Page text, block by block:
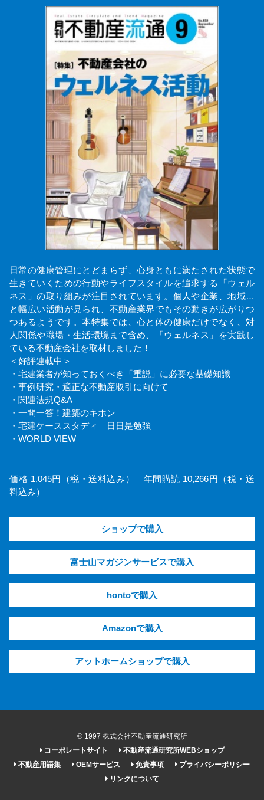
日常の健康管理にとどまらず、心身ともに満たされた状態で
生きていくための行動やライフスタイルを追求する「ウェル
ネス」の取り組みが注目されています。個人や企業、地域…
と幅広い活動が見られ、不動産業界でもその動きが広がりつ
つあるようです。本特集では、心と体の健康だけでなく、対
人関係や職場・生活環境まで含め、「ウェルネス」を実践し
ている不動産会社を取材しました！
＜好評連載中＞
・宅建業者が知っておくべき「重説」に必要な基礎知識
・事例研究・適正な不動産取引に向けて
・関連法規Q&A
・一問一答！建築のキホン
・宅建ケーススタディ 日日是勉強
・WORLD VIEW
価格 1,045円（税・送料込み） 年間購読 10,266円（税・送
料込み）
ショップで購入
富士山マガジンサービスで購入
hontoで購入
Amazonで購入
アットホームショップで購入
© 1997 株式会社不動産流通研究所
コーポレートサイト
不動産流通研究所WEBショップ
不動産用語集
OEMサービス 免責事項
プライバシーポリシー
リンクについて